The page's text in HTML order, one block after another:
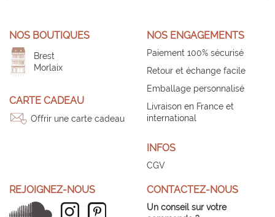
NOS BOUTIQUES
Brest
Morlaix
CARTE CADEAU
Offrir une carte cadeau
NOS ENGAGEMENTS
Paiement 100% sécurisé
Retour et échange facile
Emballage personnalisé
Livraison en France et
international
INFOS
CGV
REJOIGNEZ-NOUS CONTACTEZ-NOUS
Un conseil sur votre